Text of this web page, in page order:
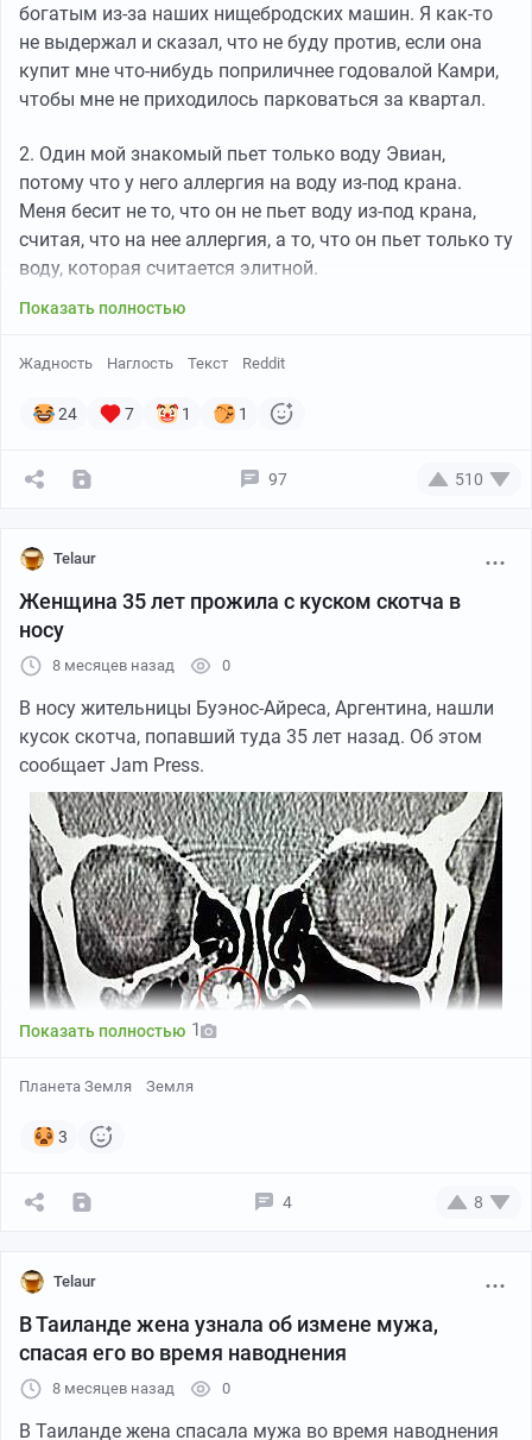
богатым из-за наших нищебродских машин. Я как-то
не выдержал и сказал, что не буду против, если она
купит мне что-нибудь поприличнее годовалой Камри,
чтобы мне не приходилось парковаться за квартал.
2. Один мой знакомый пьет только воду Эвиан,
потому что у него аллергия на воду из-под крана.
Меня бесит не то, что он не пьет воду из-под крана,
считая, что на нее аллергия, а то, что он пьет только ту
воду, которая считается элитной.
Показать полностью
Жадность Наглость Текст Reddit
24 7 1 1
97 510
Telaur
Женщина 35 лет прожила с куском скотча в
носу
8 месяцев назад 0
В носу жительницы Буэнос-Айреса, Аргентина, нашли
кусок скотча, попавший туда 35 лет назад. Об этом
сообщает Jam Press.
страдала от проблем с дыханием через нос. Женщина
же не знала, что это может привести к каким-либо
негативным последствиям.
Показать полностью 1
Планета Земля Земля
3
4 8
Telaur
В Таиланде жена узнала об измене мужа,
спасая его во время наводнения
8 месяцев назад 0
В Таиланде жена спасала мужа во время наводнения